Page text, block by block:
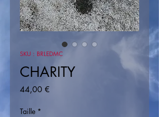
SKU : BRLEDMC
CHARITY
44,00 €
Taille *